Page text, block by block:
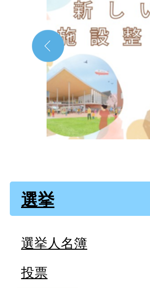
目
の
ス
ラ
イ
ド
選挙
選挙人名簿
投票